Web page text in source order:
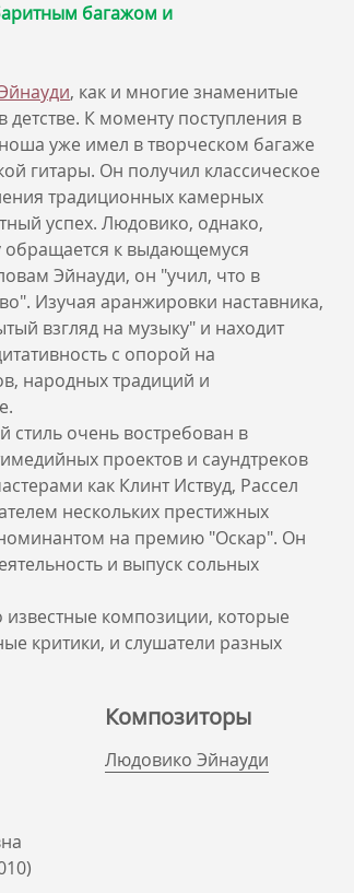
багажом и
, как и многие знаменитые
К моменту поступления в
уже имел в творческом багаже
гитары. Он получил классическое
традиционных камерных
успех. Людовико, однако,
обращается к выдающемуся
Эйнауди, он "учил, что в
Изучая аранжировки наставника,
взгляд на музыку" и находит
с опорой на
народных традиций и
стиль очень востребован в
проектов и саундтреков
как Клинт Иствуд, Рассел
нескольких престижных
на премию "Оскар". Он
и выпуск сольных
композиции, которые
критики, и слушатели разных
Композиторы
Людовико Эйнауди